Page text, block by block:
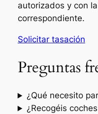
autorizados y con
correspondiente.
Solicitar tasación
Preguntas
¿Qué necesito
¿Recogéis